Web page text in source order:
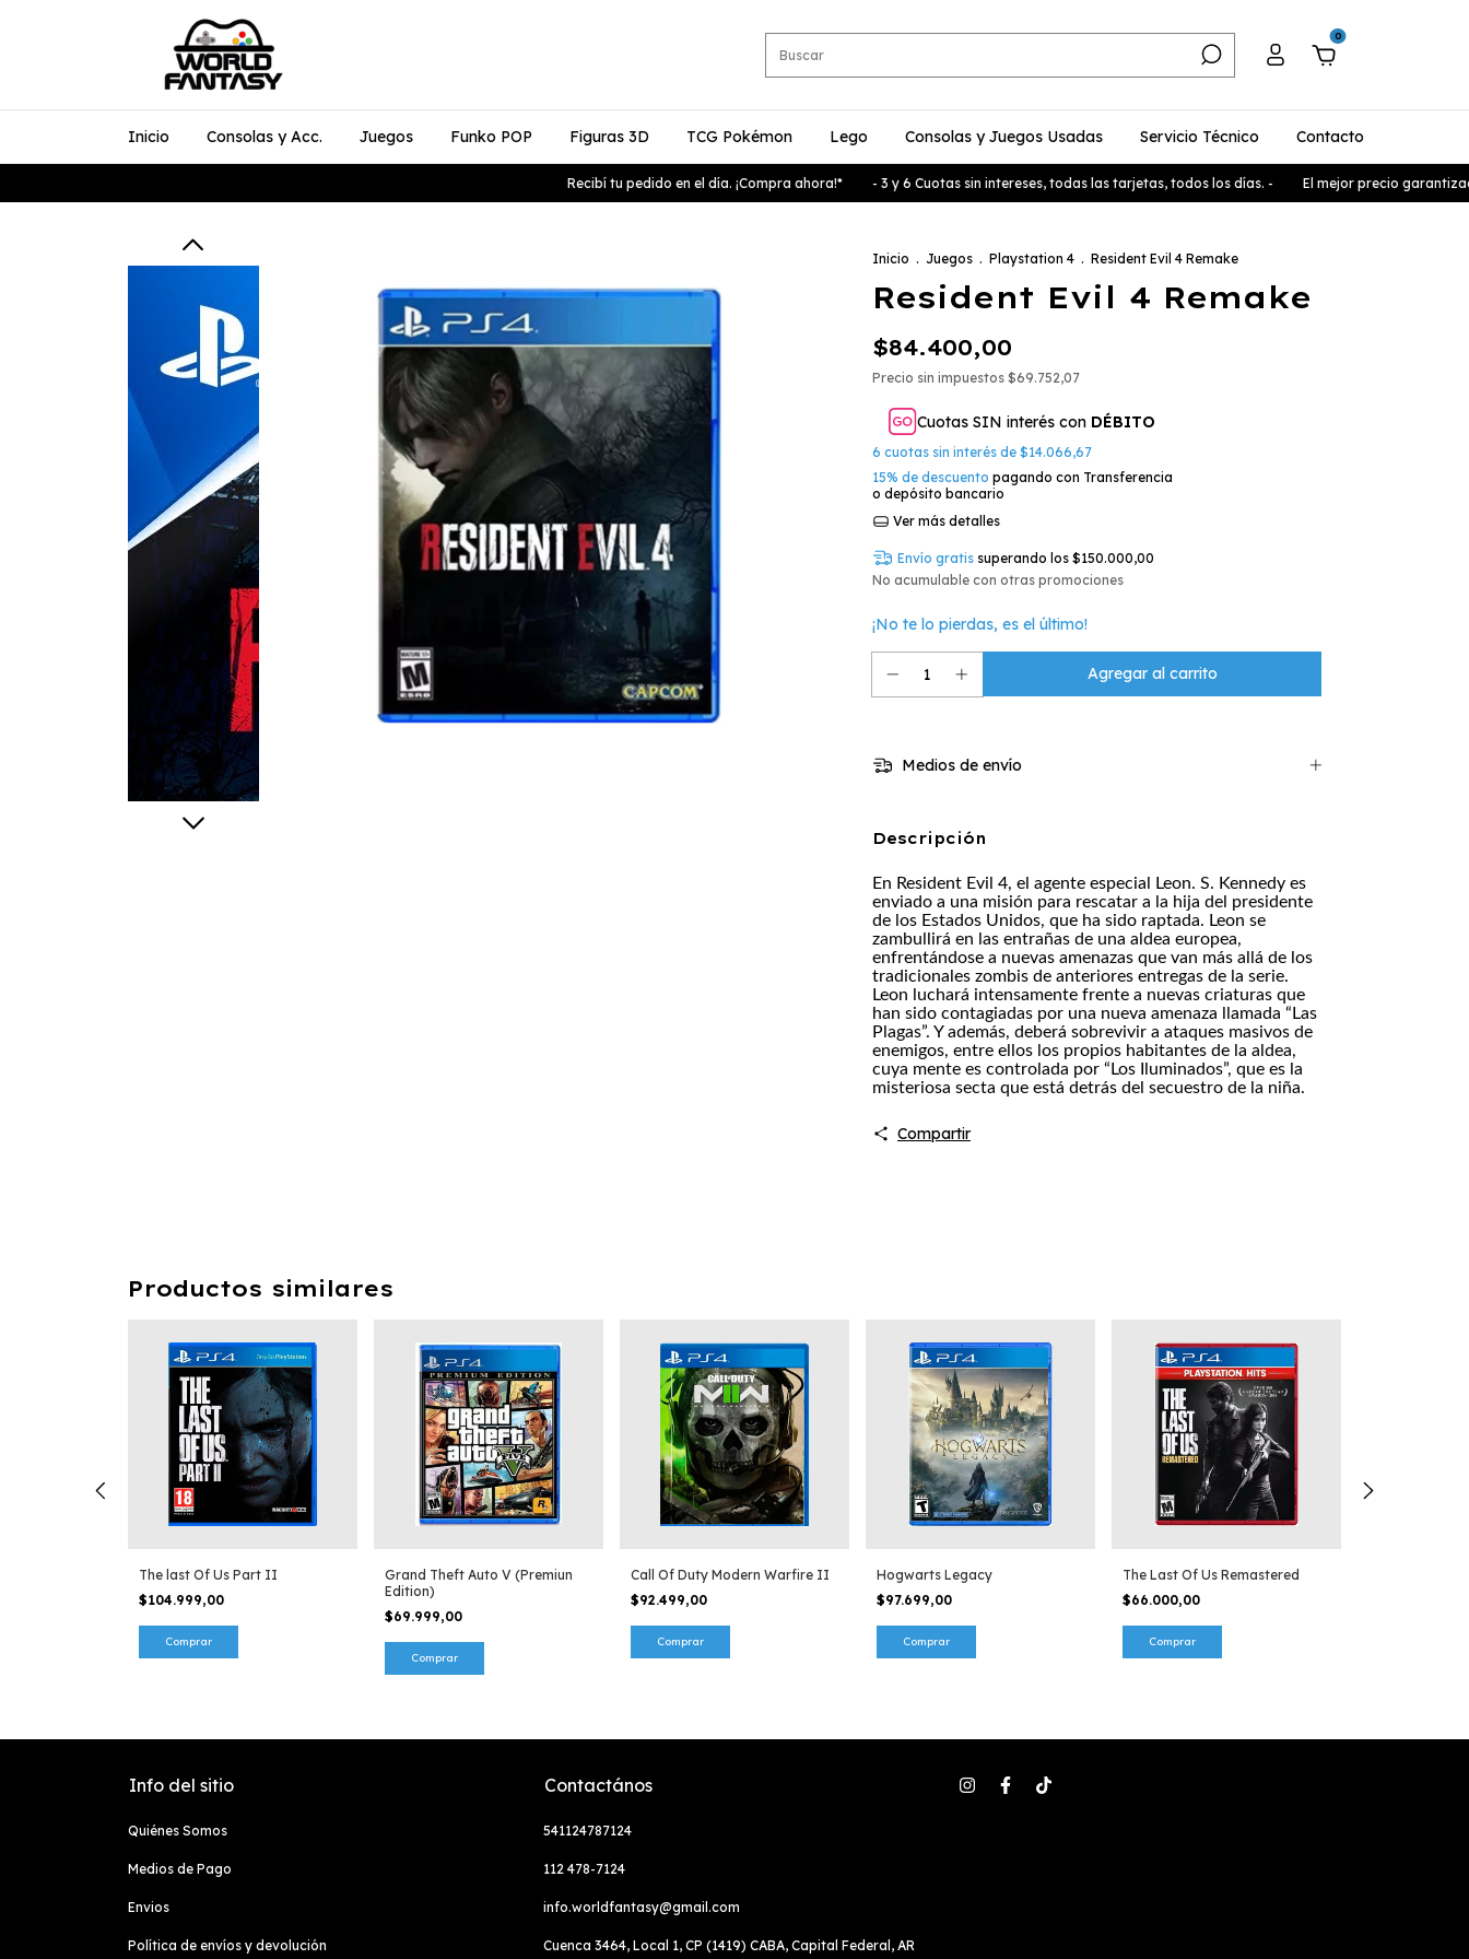
0
Inicio Consolas y Acc. Juegos Funko POP Figuras 3D TCG Pokémon Lego Consolas y Juegos Usadas Servicio Técnico Contacto
Recibí tu pedido en el día. ¡Compra ahora!* - 3 y 6 Cuotas sin intereses, todas las tarjetas, todos los días. - El mejor precio garantizado,
Inicio . Juegos . Playstation 4 . Resident Evil 4 Remake
Resident Evil 4 Remake
$84.400,00
Precio sin impuestos $69.752,07
Cuotas SIN interés con DÉBITO
6 cuotas sin interés de $14.066,67
15% de descuento pagando con Transferencia
o depósito bancario
Ver más detalles
Envío gratis superando los $150.000,00
No acumulable con otras promociones
¡No te lo pierdas, es el último!
Medios de envío
Descripción
En Resident Evil 4, el agente especial Leon. S. Kennedy es
enviado a una misión para rescatar a la hija del presidente
de los Estados Unidos, que ha sido raptada. Leon se
zambullirá en las entrañas de una aldea europea,
enfrentándose a nuevas amenazas que van más allá de los
tradicionales zombis de anteriores entregas de la serie.
Leon luchará intensamente frente a nuevas criaturas que
han sido contagiadas por una nueva amenaza llamada “Las
Plagas”. Y además, deberá sobrevivir a ataques masivos de
enemigos, entre ellos los propios habitantes de la aldea,
cuya mente es controlada por “Los Iluminados”, que es la
misteriosa secta que está detrás del secuestro de la niña.
Compartir
Productos similares
The last Of Us Part II
$104.999,00
Grand Theft Auto V (Premiun
Edition)
$69.999,00
Call Of Duty Modern Warfire II
$92.499,00
Hogwarts Legacy
$97.699,00
The Last Of Us Remastered
$66.000,00
Info del sitio
Quiénes Somos
Medios de Pago
Envios
Política de envíos y devolución
Contactános
541124787124
112 478-7124
info.worldfantasy@gmail.com
Cuenca 3464, Local 1, CP (1419) CABA, Capital Federal, AR